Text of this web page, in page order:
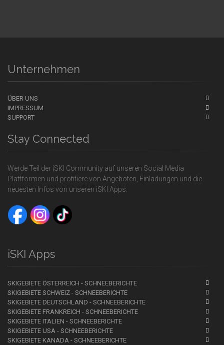
Unternehmen
ÜBER UNS
IMPRESSUM
SUPPORT
Stay Connected
Werde Teil der iSKI Community auf unseren Social Media
Plattformen und profitiere von Angeboten, Einladungen und die
neuesten Infos von unseren iSKI Apps.
iSKI Apps
SKIGEBIETE ÖSTERREICH - SCHNEEBERICHTE
SKIGEBIETE SCHWEIZ - SCHNEEBERICHTE
SKIGEBIETE DEUTSCHLAND - SCHNEEBERICHTE
SKIGEBIETE FRANKREICH - SCHNEEBERICHTE
SKIGEBIETE ITALIEN - SCHNEEBERICHTE
SKIGEBIETE USA - SCHNEEBERICHTE
SKIGEBIETE KANADA - SCHNEEBERICHTE